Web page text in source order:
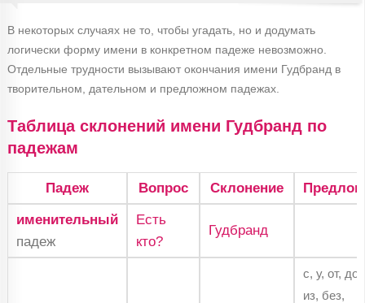
В некоторых случаях не то, чтобы угадать, но и додумать
логически форму имени в конкретном падеже невозможно.
Отдельные трудности вызывают окончания имени Гудбранд в
творительном, дательном и предложном падежах.
Таблица склонений имени Гудбранд по
падежам
Падеж Вопрос Склонение
именительный
падеж
Есть
кто?
Гудбранд
с, у, от, до,
из, без,